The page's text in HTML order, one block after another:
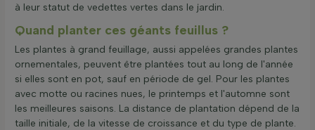
à leur statut de vedettes vertes dans le jardin.
Quand planter ces géants feuillus ?
Les plantes à grand feuillage, aussi appelées grandes plantes
ornementales, peuvent être plantées tout au long de l'année
si elles sont en pot, sauf en période de gel. Pour les plantes
avec motte ou racines nues, le printemps et l'automne sont
les meilleures saisons. La distance de plantation dépend de la
taille initiale, de la vitesse de croissance et du type de plante.